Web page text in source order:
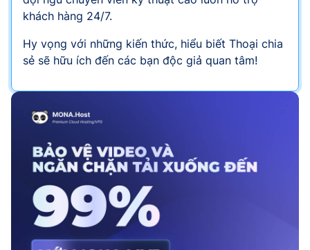
khách hàng 24/7.
Hy vọng với những kiến thức, hiểu biết Thoại chia
sẻ sẽ hữu ích đến các bạn độc giả quan tâm!